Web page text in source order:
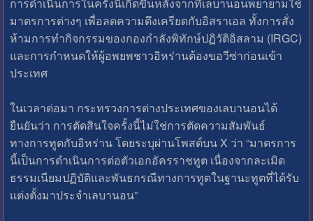
มาตรการต่างๆ เพื่อลดความตึงเครียดกับอิสราเอล ทั้งการสั่ง
ห้ามการทำกิจกรรมของกองกำลังพิทักษ์ปฏิวัติอิสลาม (IRGC)
และการกำหนดให้ผู้อพยพชาวอิหร่านต้องขอวีซ่าก่อนเข้า
ประเทศ
ในเวลาต่อมา กระทรวงการต่างประเทศของเลบานอนได้
ยืนยันว่า การตัดสินใจครั้งนี้ไม่ใช่การตัดความสัมพันธ์
ทางการทูตกับอิหร่าน โดยระบุผ่านโพสต์บน X ว่า “มาตรการ
นี้เป็นการดำเนินการต่อตัวเอกอัครราชทูต เนื่องจากละเมิด
ธรรมเนียมปฏิบัติและพันธกรณีทางการทูตในฐานะทูตที่ได้รับ
แต่งตั้งมาประจำเลบานอน”